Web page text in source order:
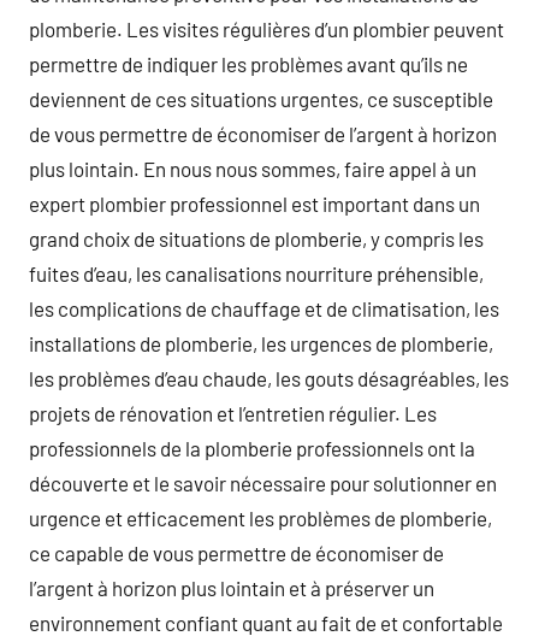
plomberie. Les visites régulières d’un plombier peuvent
permettre de indiquer les problèmes avant qu’ils ne
deviennent de ces situations urgentes, ce susceptible
de vous permettre de économiser de l’argent à horizon
plus lointain. En nous nous sommes, faire appel à un
expert plombier professionnel est important dans un
grand choix de situations de plomberie, y compris les
fuites d’eau, les canalisations nourriture préhensible,
les complications de chauffage et de climatisation, les
installations de plomberie, les urgences de plomberie,
les problèmes d’eau chaude, les gouts désagréables, les
projets de rénovation et l’entretien régulier. Les
professionnels de la plomberie professionnels ont la
découverte et le savoir nécessaire pour solutionner en
urgence et efficacement les problèmes de plomberie,
ce capable de vous permettre de économiser de
l’argent à horizon plus lointain et à préserver un
environnement confiant quant au fait de et confortable